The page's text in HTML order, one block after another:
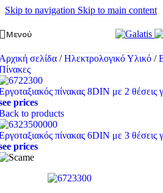
Skip to navigation Skip to main content
Μενού
σελίδα / Ηλεκτρολογικό Υλικό /
πίνακας 8DIN με 2 θέσεις
prices
to products
πίνακας 6DIN με 3 θέσεις
prices